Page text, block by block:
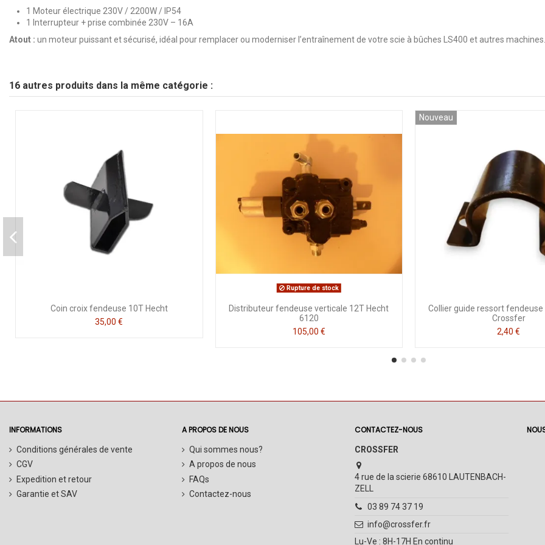
1 Moteur électrique 230V / 2200W / IP54
1 Interrupteur + prise combinée 230V – 16A
Atout : un moteur puissant et sécurisé, idéal pour remplacer ou moderniser l’entraînement de votre scie à bûches LS400 et autres machines.
16 autres produits dans la même catégorie :
Coin croix fendeuse 10T Hecht
35,00 €
Rupture de stock
Distributeur fendeuse verticale 12T Hecht
6120
105,00 €
Nouveau
Collier guide ressort
Crossfer
2,40 €
INFORMATIONS
Conditions générales de vente
CGV
Expedition et retour
Garantie et SAV
A PROPOS DE NOUS
Qui sommes nous?
A propos de nous
FAQs
Contactez-nous
CONTACTEZ-NOUS
CROSSFER
4 rue de la scierie 68610 LAUTENBACH-
ZELL
03 89 74 37 19
info@crossfer.fr
Lu-Ve : 8H-17H En continu